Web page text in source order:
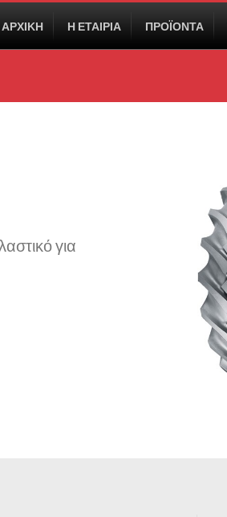
ΑΡΧΙΚΗ Η ΕΤΑΙΡΙΑ ΠΡΟΪΟΝΤΑ
για